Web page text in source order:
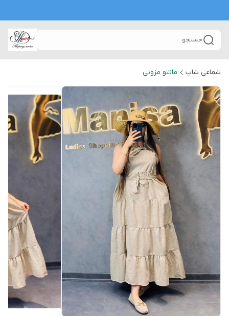
جستجو
شماعی شاپ مانتو مزونی